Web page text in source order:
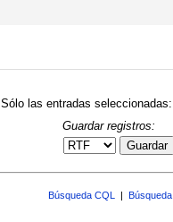
Sólo las entradas seleccionadas:
Guardar registros:
Guardar
Búsqueda CQL